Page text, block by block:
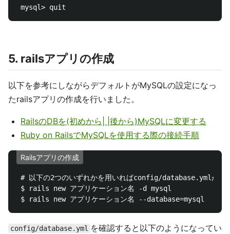
5. railsアプリの作成
以下を参考にしながらデフォルトがMySQLの設定になっ
たrailsアプリの作成を行いました。
RailsのDBを(初めから| |後から)MySQLに変更する
Ruby on RailsでMySQLを使用する際の接続手順
Railsアプリの作成
# 以下の2つのいずれかを用いればconfig/database.ymlが
$ rails new アプリケーション名 -d mysql
config/database.yml を確認すると以下のようになってい